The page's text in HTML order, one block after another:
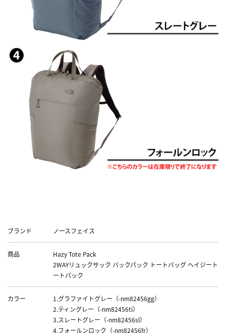
ブランド
ノースフェイス
商品
Hazy Tote Pack
2WAYリュックサック バックパック トートバッグ ヘイジート
ートパック
カラー
1.グラファイトグレー（-nm82456gg）
2.ティングレー（-nm82456ti）
3.スレートグレー（-nm82456sl）
4.フォールンロック（-nm82456fr）